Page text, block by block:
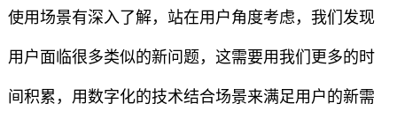
使用场景有深入了解，站在用户角度考虑，我们发现
用户面临很多类似的新问题，这需要用我们更多的时
间积累，用数字化的技术结合场景来满足用户的新需